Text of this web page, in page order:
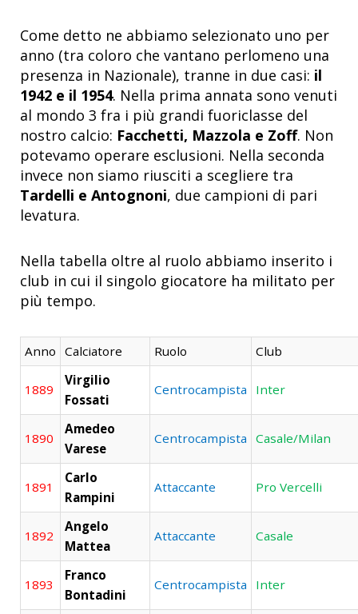
Come detto ne abbiamo selezionato uno per
anno (tra coloro che vantano perlomeno una
presenza in Nazionale), tranne in due casi: il
1942 e il 1954. Nella prima annata sono venuti
al mondo 3 fra i più grandi fuoriclasse del
nostro calcio: Facchetti, Mazzola e Zoff. Non
potevamo operare esclusioni. Nella seconda
invece non siamo riusciti a scegliere tra
Tardelli e Antognoni, due campioni di pari
levatura.
Nella tabella oltre al ruolo abbiamo inserito i
club in cui il singolo giocatore ha militato per
più tempo.
Anno Calciatore Ruolo Club
1889
Virgilio
Fossati
Centrocampista Inter
1890
Amedeo
Varese
Centrocampista Casale/Milan
1891
Carlo
Rampini
Attaccante Pro Vercelli
1892
Angelo
Mattea
Attaccante Casale
1893
Franco
Bontadini
Centrocampista Inter